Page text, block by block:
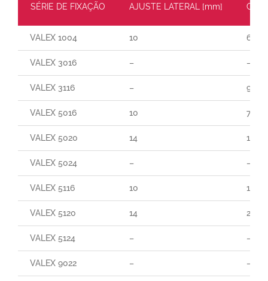
SÉRIE DE FIXAÇÃO AJUSTE LATERAL [mm]
VALEX 1004 10 60
VALEX 3016 – –
VALEX 3116 – 90
VALEX 5016 10 70
VALEX 5020 14 140
VALEX 5024 – –
VALEX 5116 10 165
VALEX 5120 14 250
VALEX 5124 – –
VALEX 9022 – –